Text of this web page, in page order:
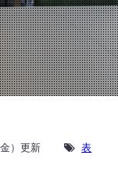
）更新
表